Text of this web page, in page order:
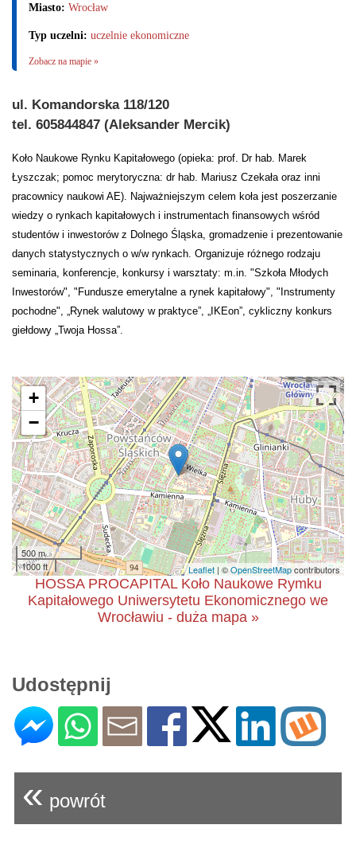
Miasto: Wrocław
Typ uczelni: uczelnie ekonomiczne
Zobacz na mapie »
ul. Komandorska 118/120
tel. 605844847 (Aleksander Mercik)
Koło Naukowe Rynku Kapitałowego (opieka: prof. Dr hab. Marek
Łyszczak; pomoc merytoryczna: dr hab. Mariusz Czekała oraz inni
pracownicy naukowi AE). Najważniejszym celem koła jest poszerzanie
wiedzy o rynkach kapitałowych i instrumentach finansowych wśród
studentów i inwestorów z Dolnego Śląska, gromadzenie i prezentowanie
danych statystycznych o w/w rynkach. Organizuje różnego rodzaju
seminaria, konferencje, konkursy i warsztaty: m.in. "Szkoła Młodych
Inwestorów", "Fundusze emerytalne a rynek kapitałowy", "Instrumenty
pochodne", „Rynek walutowy w praktyce”, „IKEon”, cykliczny konkurs
giełdowy „Twoja Hossa”.
+
−
500 m
1000 ft
Leaflet | ©OpenStreetMapcontributors
HOSSA PROCAPITAL Koło Naukowe Rymku
Kapitałowego Uniwersytetu Ekonomicznego we
Wrocławiu - duża mapa »
Udostępnij
« powrót